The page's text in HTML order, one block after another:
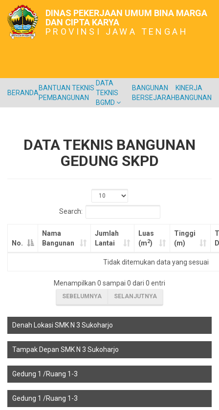
DINAS PEKERJAAN UMUM BINA MARGA
DAN CIPTA KARYA
PROVINSI JAWA TENGAH
BERANDA
BANTUAN TEKNIS
PEMBANGUNAN
DATA
TEKNIS
BGMD
BANGUNAN
BERSEJARAH
KINERJA
BANGUNAN
DATA TEKNIS BANGUNAN
GEDUNG SKPD
Search:
No.
Nama
Bangunan
Jumlah
Lantai
Luas
(m2)
Tinggi
(m)
Tidak ditemukan data yang sesuai
Menampilkan 0 sampai 0 dari 0 entri
SEBELUMNYA SELANJUTNYA
Denah Lokasi SMK N 3 Sukoharjo
Tampak Depan SMK N 3 Sukoharjo
Gedung 1 /Ruang 1-3
Gedung 1 /Ruang 1-3